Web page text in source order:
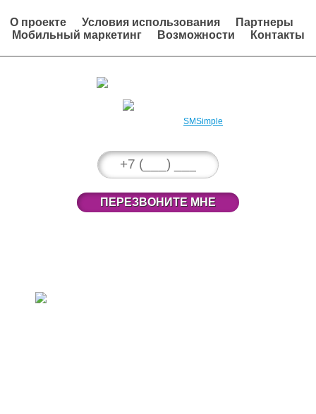
О проекте Условия использования
Партнеры
Мобильный маркетинг
Возможности Контакты
SMSimple
ПЕРЕЗВОНИТЕ МНЕ